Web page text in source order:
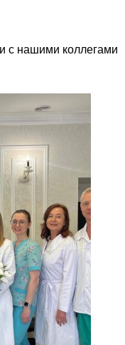
с нашими коллегами